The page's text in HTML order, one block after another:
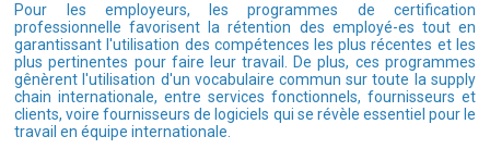
Pour les employeurs, les programmes de certification
professionnelle favorisent la rétention des employé-es tout en
garantissant l'utilisation des compétences les plus récentes et les
plus pertinentes pour faire leur travail. De plus, ces programmes
gênèrent l'utilisation d'un vocabulaire commun sur toute la supply
chain internationale, entre services fonctionnels, fournisseurs et
clients, voire fournisseurs de logiciels qui se révèle essentiel pour le
travail en équipe internationale.